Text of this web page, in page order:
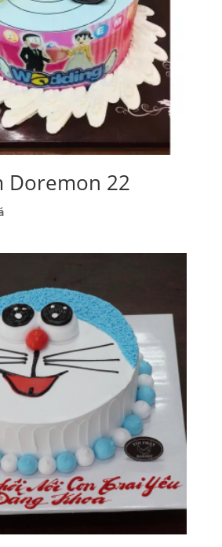
Doremon 22